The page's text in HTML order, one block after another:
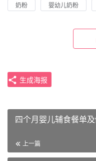
奶粉 婴幼儿奶粉
生成海报
四个月婴儿辅食餐单
上一篇